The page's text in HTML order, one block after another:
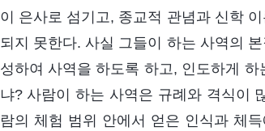
이 은사로 섬기고, 종교적 관념과 신학
되지 못한다. 사실 그들이 하는 사역의
성하여 사역을 하도록 하고, 인도하게
냐? 사람이 하는 사역은 규례와 격식이
람의 체험 범위 안에서 얻은 인식과 체